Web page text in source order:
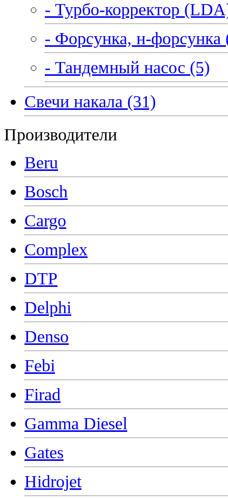
- Турбо-корректор
- Форсунка, н-форсунка
- Тандемный насос (5)
Свечи накала (31)
Производители
Beru
Bosch
Cargo
Complex
DTP
Delphi
Denso
Febi
Firad
Gamma Diesel
Gates
Hidrojet